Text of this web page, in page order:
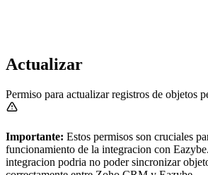
Actualizar
Permiso para actualizar registros de objetos
Importante: Estos permisos son cruciales
funcionamiento de la integracion con
integracion podria no poder sincronizar